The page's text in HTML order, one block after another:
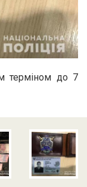
терміном до 7